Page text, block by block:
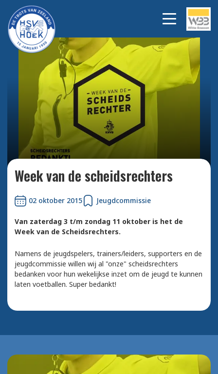
Week van de scheidsrechters
02 oktober 2015 Jeugdcommissie
Van zaterdag 3 t/m zondag 11 oktober is het de
Week van de Scheidsrechters.
Namens de jeugdspelers, trainers/leiders, supporters en de
jeugdcommissie willen wij al "onze" scheidsrechters
bedanken voor hun wekelijkse inzet om de jeugd te kunnen
laten voetballen. Super bedankt!